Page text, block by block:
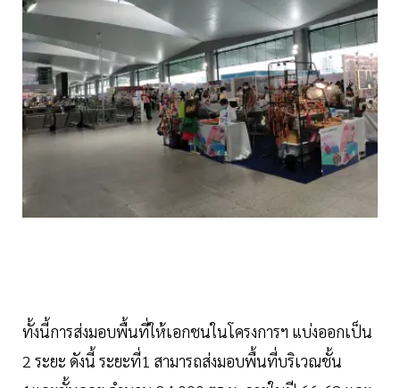
ทั้งนี้การส่งมอบพื้นที่ให้เอกชนในโครงการฯ แบ่งออกเป็น
2 ระยะ ดังนี้ ระยะที่1 สามารถส่งมอบพื้นที่บริเวณชั้น